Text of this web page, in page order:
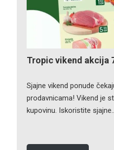
Tropic vikend akcija
Sjajne vikend ponude
prodavnicama! Vikend je
kupovinu. Iskoristite